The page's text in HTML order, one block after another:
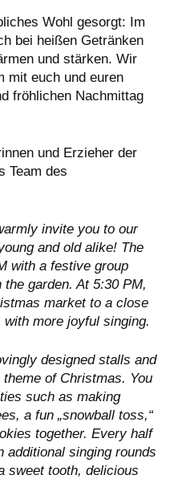
Wohl gesorgt: Im
bei heißen Getränken
und stärken. Wir
mit euch und euren
fröhlichen Nachmittag
und Erzieher der
Team des
invite you to our
and old alike! The
with a festive group
garden. At 5:30 PM,
market to a close
more joyful singing.
designed stalls and
of Christmas. You
such as making
a fun „snowball toss,“
together. Every half
additional singing rounds
sweet tooth, delicious